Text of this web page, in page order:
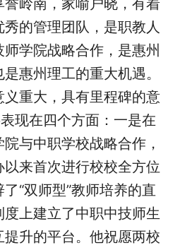
的管理团队，是职教人
学院战略合作，是惠州
惠州理工的重大机遇。
重大，具有里程碑的意
现在四个方面：一是在
与中职学校战略合作，
来首次进行校校全方位
“双师型”教师培养的直
上建立了中职中技师生
升的平台。他祝愿两校